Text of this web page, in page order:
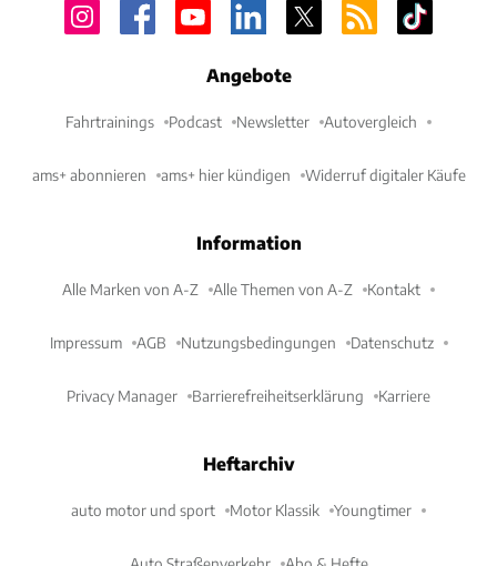
Angebote
Fahrtrainings Podcast Newsletter Autovergleich
ams+ abonnieren ams+ hier kündigen Widerruf digitaler Käufe
Information
Alle Marken von A-Z Alle Themen von A-Z Kontakt
Impressum AGB Nutzungsbedingungen Datenschutz
Privacy Manager Barrierefreiheitserklärung Karriere
Heftarchiv
auto motor und sport Motor Klassik Youngtimer